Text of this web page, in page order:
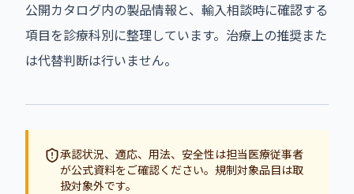
公開カタログ内の製品情報と、輸入相談時に確認する
項目を診療科別に整理しています。治療上の推奨また
は代替判断は行いません。
承認状況、適応、用法、安全性は担当医療従事者
が公式資料をご確認ください。規制対象品目は取
扱対象外です。